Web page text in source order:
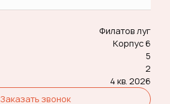
Филатов луг
Корпус 6
5
2
4 кв. 2026
Заказать звонок